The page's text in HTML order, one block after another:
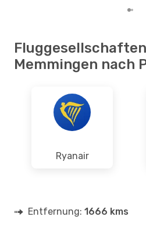
Memmingen nach
Ryanair
Entfernung: 1666 kms